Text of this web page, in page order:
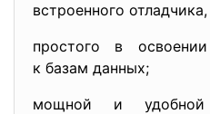
встроенного
простого в
к базам данных;
мощной и